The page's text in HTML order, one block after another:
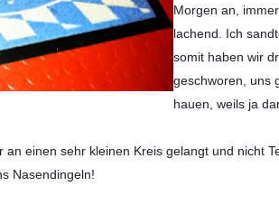
Morgen an,
lachend. Ich
somit haben wir
geschworen, uns
hauen, weils ja
an einen sehr kleinen Kreis gelangt und nicht
Nasendingeln!